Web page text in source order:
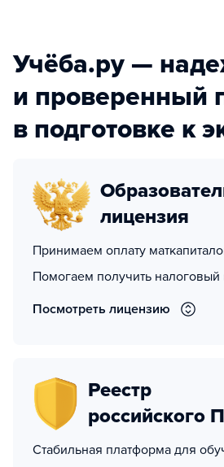
Учёба.ру —
и проверенный
в подготовке к
лицензия
Принимаем оплату
Помогаем получить налоговый
Посмотреть лицензию
Реестр
российского
Стабильная платформа для